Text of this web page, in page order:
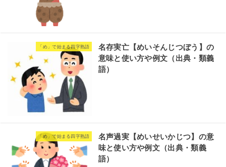
「め」で始まる四字熟語
名存実亡【めいそんじつぼう】の
意味と使い方や例文（出典・類義
語）
「め」で始まる四字熟語
名声過実【めいせいかじつ】の意
味と使い方や例文（出典・類義
語）